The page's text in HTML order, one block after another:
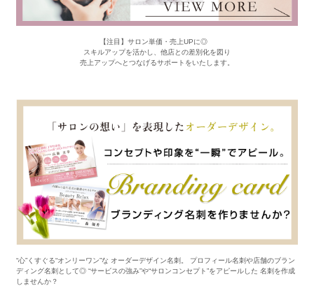
【注目】サロン単価・売上UPに◎
スキルアップを活かし、他店との差別化を図り
売上アップへとつなげるサポートをいたします。
“心”くすぐる“オンリーワン”な オーダーデザイン名刺。 プロフィール名刺や店舗のブラン
ディング名刺として◎ “サービスの強み”や“サロンコンセプト”をアピールした 名刺を作成
しませんか？